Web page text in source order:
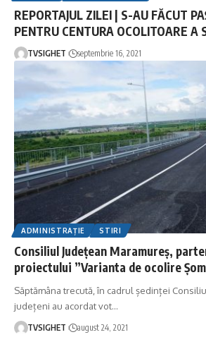
REPORTAJUL ZILEI | S-AU FĂCUT
PENTRU CENTURA OCOLITOARE A
TVSIGHET septembrie 16, 2021
ADMINISTRAȚIE STIRI
Consiliul Județean Maramureș,
proiectului ”Varianta de ocolire
Săptămâna trecută, în cadrul ședinței
județeni au acordat vot…
TVSIGHET august 24, 2021